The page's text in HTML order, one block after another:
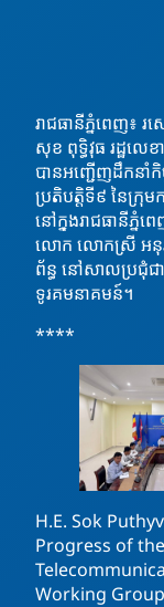
រាជធានីភ្នំពេញ៖
សុខ ពុទ្ធិវុធ រដ្ឋល
បានអញ្ជើញដឹកនាំកិច្
ប្រតិបត្តិទី៩ នៃក្រុ
នៅក្នុងរាជធានីភ្នំ
លោក លោកស្រី អនុរ
ព័ន្ធ នៅសាលប្រ
ទូរគមនាគមន៍។
****
H.E. Sok
Progress of
Working